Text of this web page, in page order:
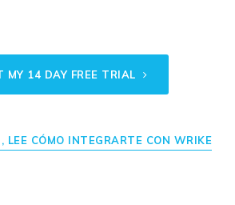
MY 14 DAY FREE TRIAL
LEE CÓMO INTEGRARTE CON WRIKE